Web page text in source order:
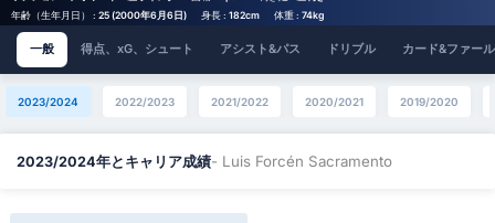
年齢（生年月日） : 25 (2000年6月6日) 身長 :182cm 体重 :74kg
一般 得点、xG、シュート アシスト&パス ドリブル カード&ファール
2023/2024 2022/2023 2021/2022 2020/2021 2019/2020
2023/2024年とキャリア成績- Luis Forcén Sacramento